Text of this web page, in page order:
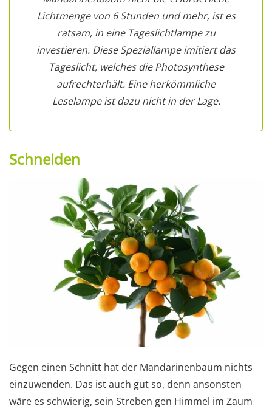
Lichtmenge von 6 Stunden und mehr, ist es
ratsam, in eine Tageslichtlampe zu
investieren. Diese Speziallampe imitiert das
Tageslicht, welches die Photosynthese
aufrechterhält. Eine herkömmliche
Leselampe ist dazu nicht in der Lage.
Schneiden
Gegen einen Schnitt hat der Mandarinenbaum nichts
einzuwenden. Das ist auch gut so, denn ansonsten
wäre es schwierig, sein Streben gen Himmel im Zaum